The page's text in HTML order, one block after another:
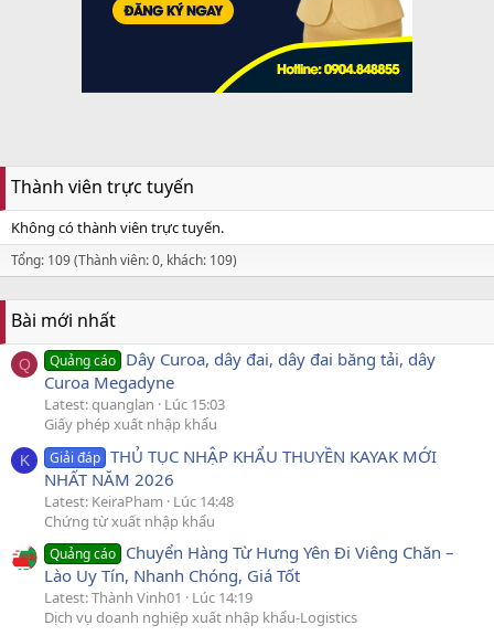
Thành viên trực tuyến
Không có thành viên trực tuyến.
Tổng: 109 (Thành viên: 0, khách: 109)
Bài mới nhất
Q Quảng cáo Dây Curoa, dây đai, dây đai băng tải, dây
Curoa Megadyne
Latest: quanglan
Lúc 15:03
Giấy phép xuất nhập khẩu
K Giải đáp THỦ TỤC NHẬP KHẨU THUYỀN KAYAK MỚI
NHẤT NĂM 2026
Latest: KeiraPham
Lúc 14:48
Chứng từ xuất nhập khẩu
Quảng cáo Chuyển Hàng Từ Hưng Yên Đi Viêng Chăn –
Lào Uy Tín, Nhanh Chóng, Giá Tốt
Latest: Thành Vinh01
Lúc 14:19
Dịch vụ doanh nghiệp xuất nhập khẩu-Logistics